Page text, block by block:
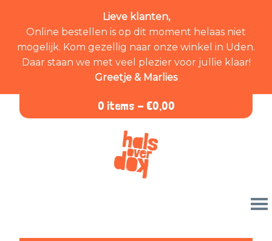
Lieve klanten,
Online bestellen is op dit moment helaas niet
mogelijk. Kom gezellig naar onze winkel in Uden.
Daar staan we met veel plezier voor jullie klaar!
Greetje & Marlies
0 items - €0,00